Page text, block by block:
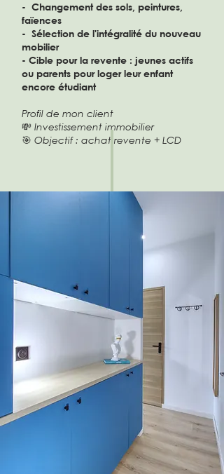
- Changement des sols, peintures,
faïences
- Sélection de l'intégralité du nouveau
mobilier
- Cible pour la revente : jeunes actifs
ou parents pour loger leur enfant
encore étudiant
Profil de mon client
💸 Investissement immobilier
🎯 Objectif : achat revente + LCD